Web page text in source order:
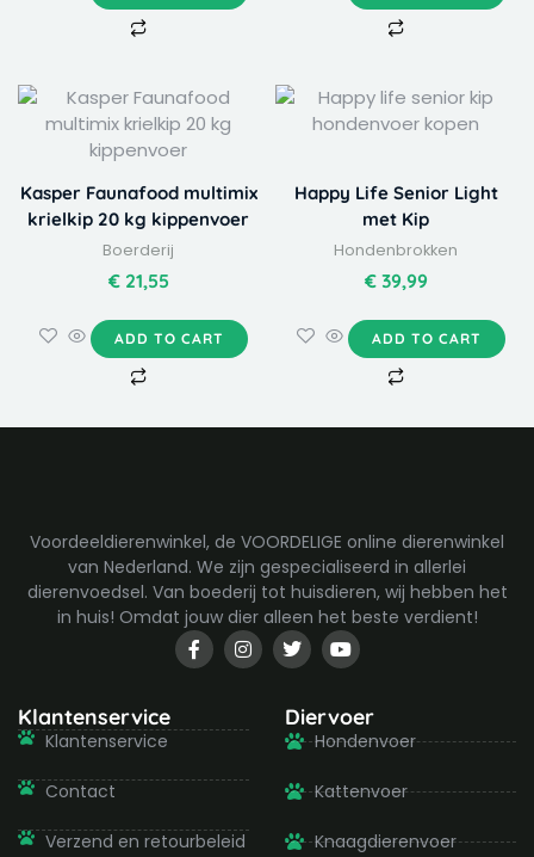
Kasper Faunafood multimix
krielkip 20 kg kippenvoer
Boerderij
€21,55
ADD TO CART
Happy Life Senior Light
met Kip
Hondenbrokken
€39,99
ADD TO CART
Voordeeldierenwinkel, de VOORDELIGE online dierenwinkel
van Nederland. We zijn gespecialiseerd in allerlei
dierenvoedsel. Van boederij tot huisdieren, wij hebben het
in huis! Omdat jouw dier alleen het beste verdient!
F
a
c
o
I
n
s
g
T
w
i
t
e
r
Y
o
u
u
b
e
Klantenservice
Klantenservice
Contact
Verzend en retourbeleid
Diervoer
Hondenvoer
Kattenvoer
Knaagdierenvoer